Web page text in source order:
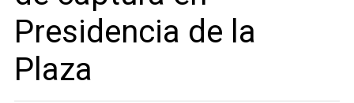
Presidencia de la
Plaza